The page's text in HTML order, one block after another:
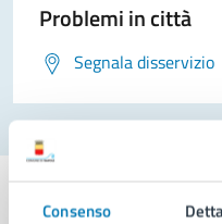
Consenso
Problemi in città
Segnala disservizio